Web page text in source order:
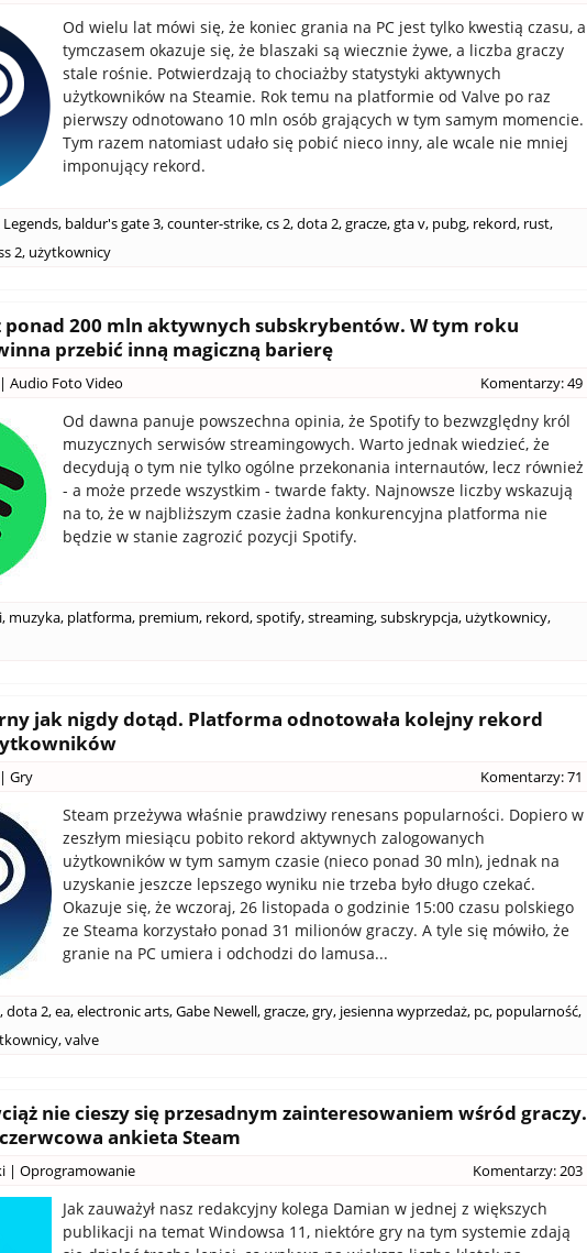
Od wielu lat mówi się, że koniec grania na PC jest tylko kwestią czasu, a
tymczasem okazuje się, że blaszaki są wiecznie żywe, a liczba graczy
stale rośnie. Potwierdzają to chociażby statystyki aktywnych
użytkowników na Steamie. Rok temu na platformie od Valve po raz
pierwszy odnotowano 10 mln osób grających w tym samym momencie.
Tym razem natomiast udało się pobić nieco inny, ale wcale nie mniej
imponujący rekord.
, baldur's gate 3,counter-strike,cs 2,dota 2,gracze,gta v, pubg, rekord, rust,
2, użytkownicy
ponad 200 mln aktywnych subskrybentów. W tym roku
przebić inną magiczną barierę
| Audio Foto Video Komentarzy: 49
Od dawna panuje powszechna opinia, że Spotify to bezwzględny król
muzycznych serwisów streamingowych. Warto jednak wiedzieć, że
decydują o tym nie tylko ogólne przekonania internautów, lecz również
- a może przede wszystkim - twarde fakty. Najnowsze liczby wskazują
na to, że w najbliższym czasie żadna konkurencyjna platforma nie
będzie w stanie zagrozić pozycji Spotify.
, muzyka, platforma, premium, rekord,spotify,streaming,subskrypcja, użytkownicy,
jak nigdy dotąd. Platforma odnotowała kolejny rekord
| Gry Komentarzy: 71
Steam przeżywa właśnie prawdziwy renesans popularności. Dopiero w
zeszłym miesiącu pobito rekord aktywnych zalogowanych
użytkowników w tym samym czasie (nieco ponad 30 mln), jednak na
uzyskanie jeszcze lepszego wyniku nie trzeba było długo czekać.
Okazuje się, że wczoraj, 26 listopada o godzinie 15:00 czasu polskiego
ze Steama korzystało ponad 31 milionów graczy. A tyle się mówiło, że
granie na PC umiera i odchodzi do lamusa...
,dota 2,ea,electronic arts,Gabe Newell,gracze,gry, jesienna wyprzedaż, pc, popularność,
,valve
nie cieszy się przesadnym zainteresowaniem wśród graczy.
ankieta Steam
| Oprogramowanie Komentarzy: 203
Jak zauważył nasz redakcyjny kolega Damian w jednej z większych
publikacji na temat Windowsa 11, niektóre gry na tym systemie zdają